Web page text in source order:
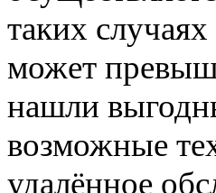
таких
может
нашли
возможные
удалённое